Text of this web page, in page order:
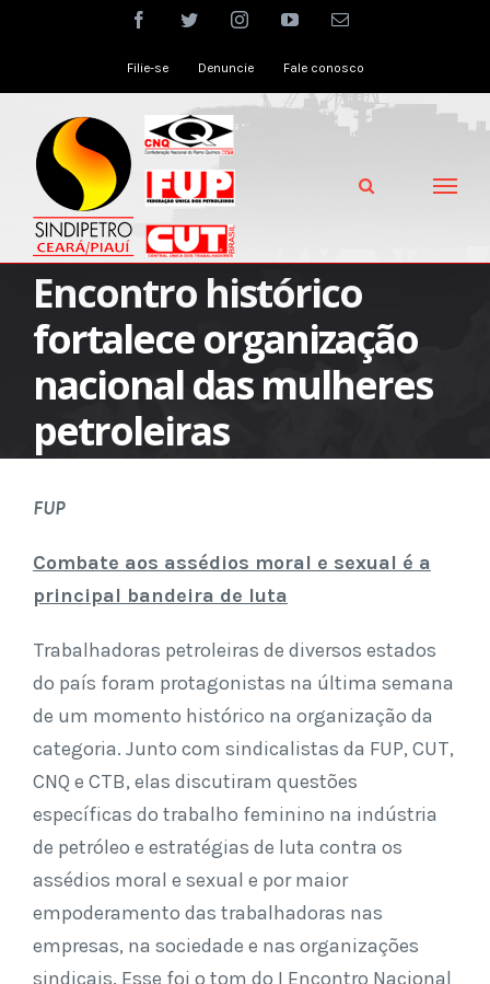
facebooktwitter instagramyoutubeEmail
Filie-se Denuncie Fale conosco
Encontro histórico
fortalece organização
nacional das mulheres
petroleiras
FUP
Combate aos assédios moral e sexual é a
principal bandeira de luta
Trabalhadoras petroleiras de diversos estados
do país foram protagonistas na última semana
de um momento histórico na organização da
categoria. Junto com sindicalistas da FUP, CUT,
CNQ e CTB, elas discutiram questões
específicas do trabalho feminino na indústria
de petróleo e estratégias de luta contra os
assédios moral e sexual e por maior
empoderamento das trabalhadoras nas
empresas, na sociedade e nas organizações
sindicais. Esse foi o tom do I Encontro Nacional